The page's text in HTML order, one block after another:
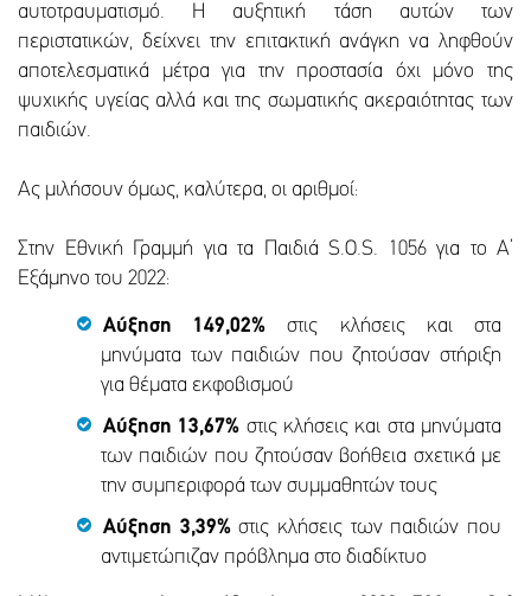
αυτοτραυματισμό. Η αυξητική τάση αυτών των
περιστατικών, δείχνει την επιτακτική ανάγκη να ληφθούν
αποτελεσματικά μέτρα για την προστασία όχι μόνο της
ψυχικής υγείας αλλά και της σωματικής ακεραιότητας των
παιδιών.
Ας μιλήσουν όμως, καλύτερα, οι αριθμοί:
Στην Εθνική Γραμμή για τα Παιδιά S.O.S. 1056 για το Α’
Εξάμηνο του 2022:
Αύξηση 149,02% στις κλήσεις και στα
μηνύματα των παιδιών που ζητούσαν στήριξη
για θέματα εκφοβισμού
Αύξηση 13,67% στις κλήσεις και στα μηνύματα
των παιδιών που ζητούσαν βοήθεια σχετικά με
την συμπεριφορά των συμμαθητών τους
Αύξηση 3,39%στις κλήσεις των παιδιών που
αντιμετώπιζαν πρόβλημα στο διαδίκτυο